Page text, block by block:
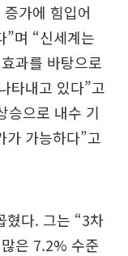
가에 힘입어
”며 “신세계는
과를 바탕으로
타내고 있다”고
승으로 내수 기
가 가능하다”고
혔다. 그는 “3차
은 7.2% 수준